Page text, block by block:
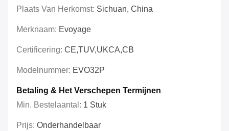
Plaats Van Herkomst: Sichuan, China
Merknaam: Evoyage
Certificering: CE,TUV,UKCA,CB
Modelnummer: EVO32P
Betaling & Het Verschepen Termijnen
Min. Bestelaantal: 1 Stuk
Prijs: Onderhandelbaar